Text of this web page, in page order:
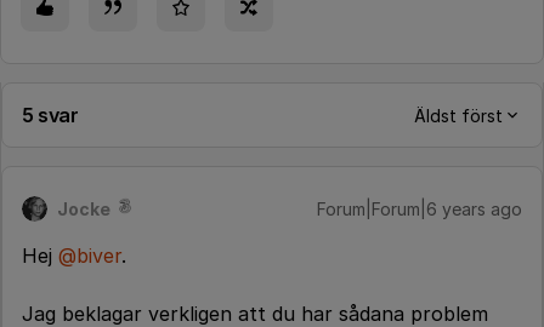
5 svar Äldst först
Jocke Forum|Forum|6 years ago
Hej @biver.
Jag beklagar verkligen att du har sådana problem